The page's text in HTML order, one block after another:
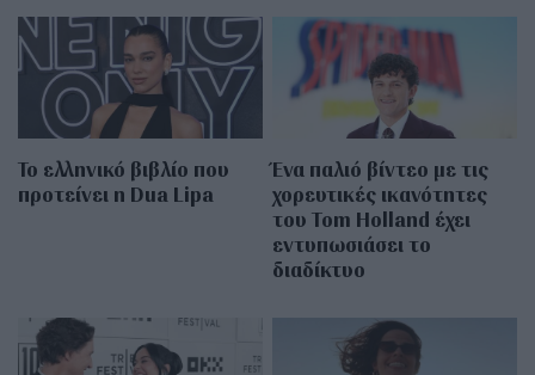
Το ελληνικό βιβλίο που
προτείνει η Dua Lipa
Ένα παλιό βίντεο με τις
χορευτικές ικανότητες
του Tom Holland έχει
εντυπωσιάσει το
διαδίκτυο